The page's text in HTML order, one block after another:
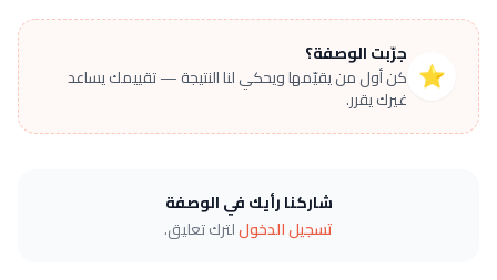
⭐
جرّبت الوصفة؟
كن أول من يقيّمها ويحكي لنا النتيجة — تقييمك يساعد
غيرك يقرر.
شاركنا رأيك في الوصفة
تسجيل الدخوللترك تعليق.